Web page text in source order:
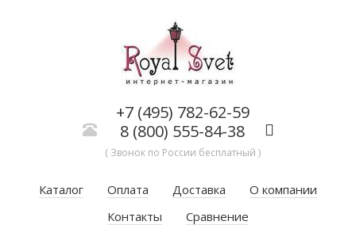
+7 (495) 782-62-59
8 (800) 555-84-38
( Звонок по России бесплатный )
Каталог Оплата Доставка
О компании
Контакты
Сравнение